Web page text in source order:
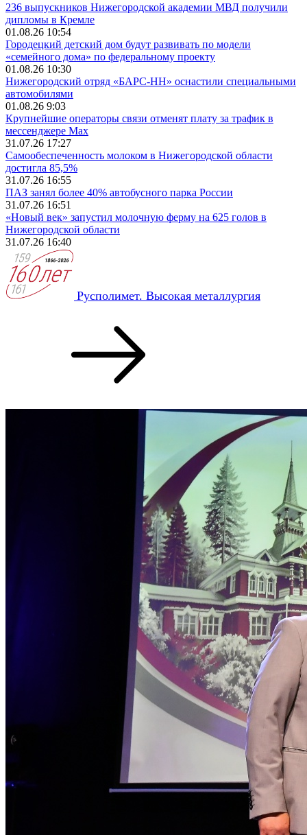
236 выпускников Нижегородской академии МВД получили
дипломы в Кремле
01.08.26 10:54
Городецкий детский дом будут развивать по модели
«семейного дома» по федеральному проекту
01.08.26 10:30
Нижегородский отряд «БАРС-НН» оснастили специальными
автомобилями
01.08.26 9:03
Крупнейшие операторы связи отменят плату за трафик в
мессенджере Max
31.07.26 17:27
Самообеспеченность молоком в Нижегородской области
достигла 85,5%
31.07.26 16:55
ПАЗ занял более 40% автобусного парка России
31.07.26 16:51
«Новый век» запустил молочную ферму на 625 голов в
Нижегородской области
31.07.26 16:40
Русполимет. Высокая металлургия